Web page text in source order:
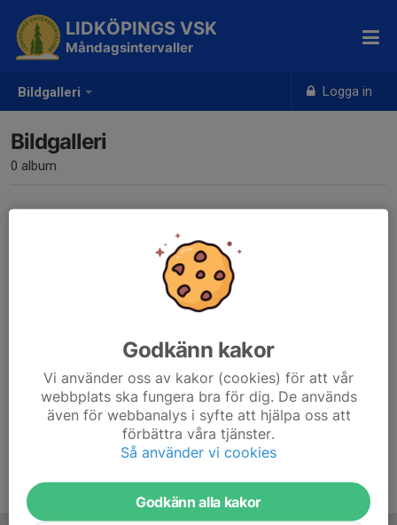
Bildgalleri Logga in
LIDKÖPINGS VSK
Måndagsintervaller
Bildgalleri
0 album
Inga album skapade
Godkänn kakor
Vi använder oss av kakor (cookies) för att vår
webbplats ska fungera bra för dig. De används
även för webbanalys i syfte att hjälpa oss att
förbättra våra tjänster.
Så använder vi cookies
Godkänn alla kakor